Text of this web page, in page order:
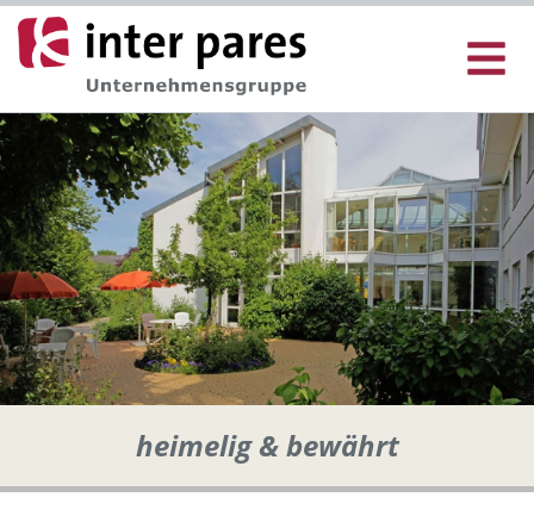
heimelig & bewährt